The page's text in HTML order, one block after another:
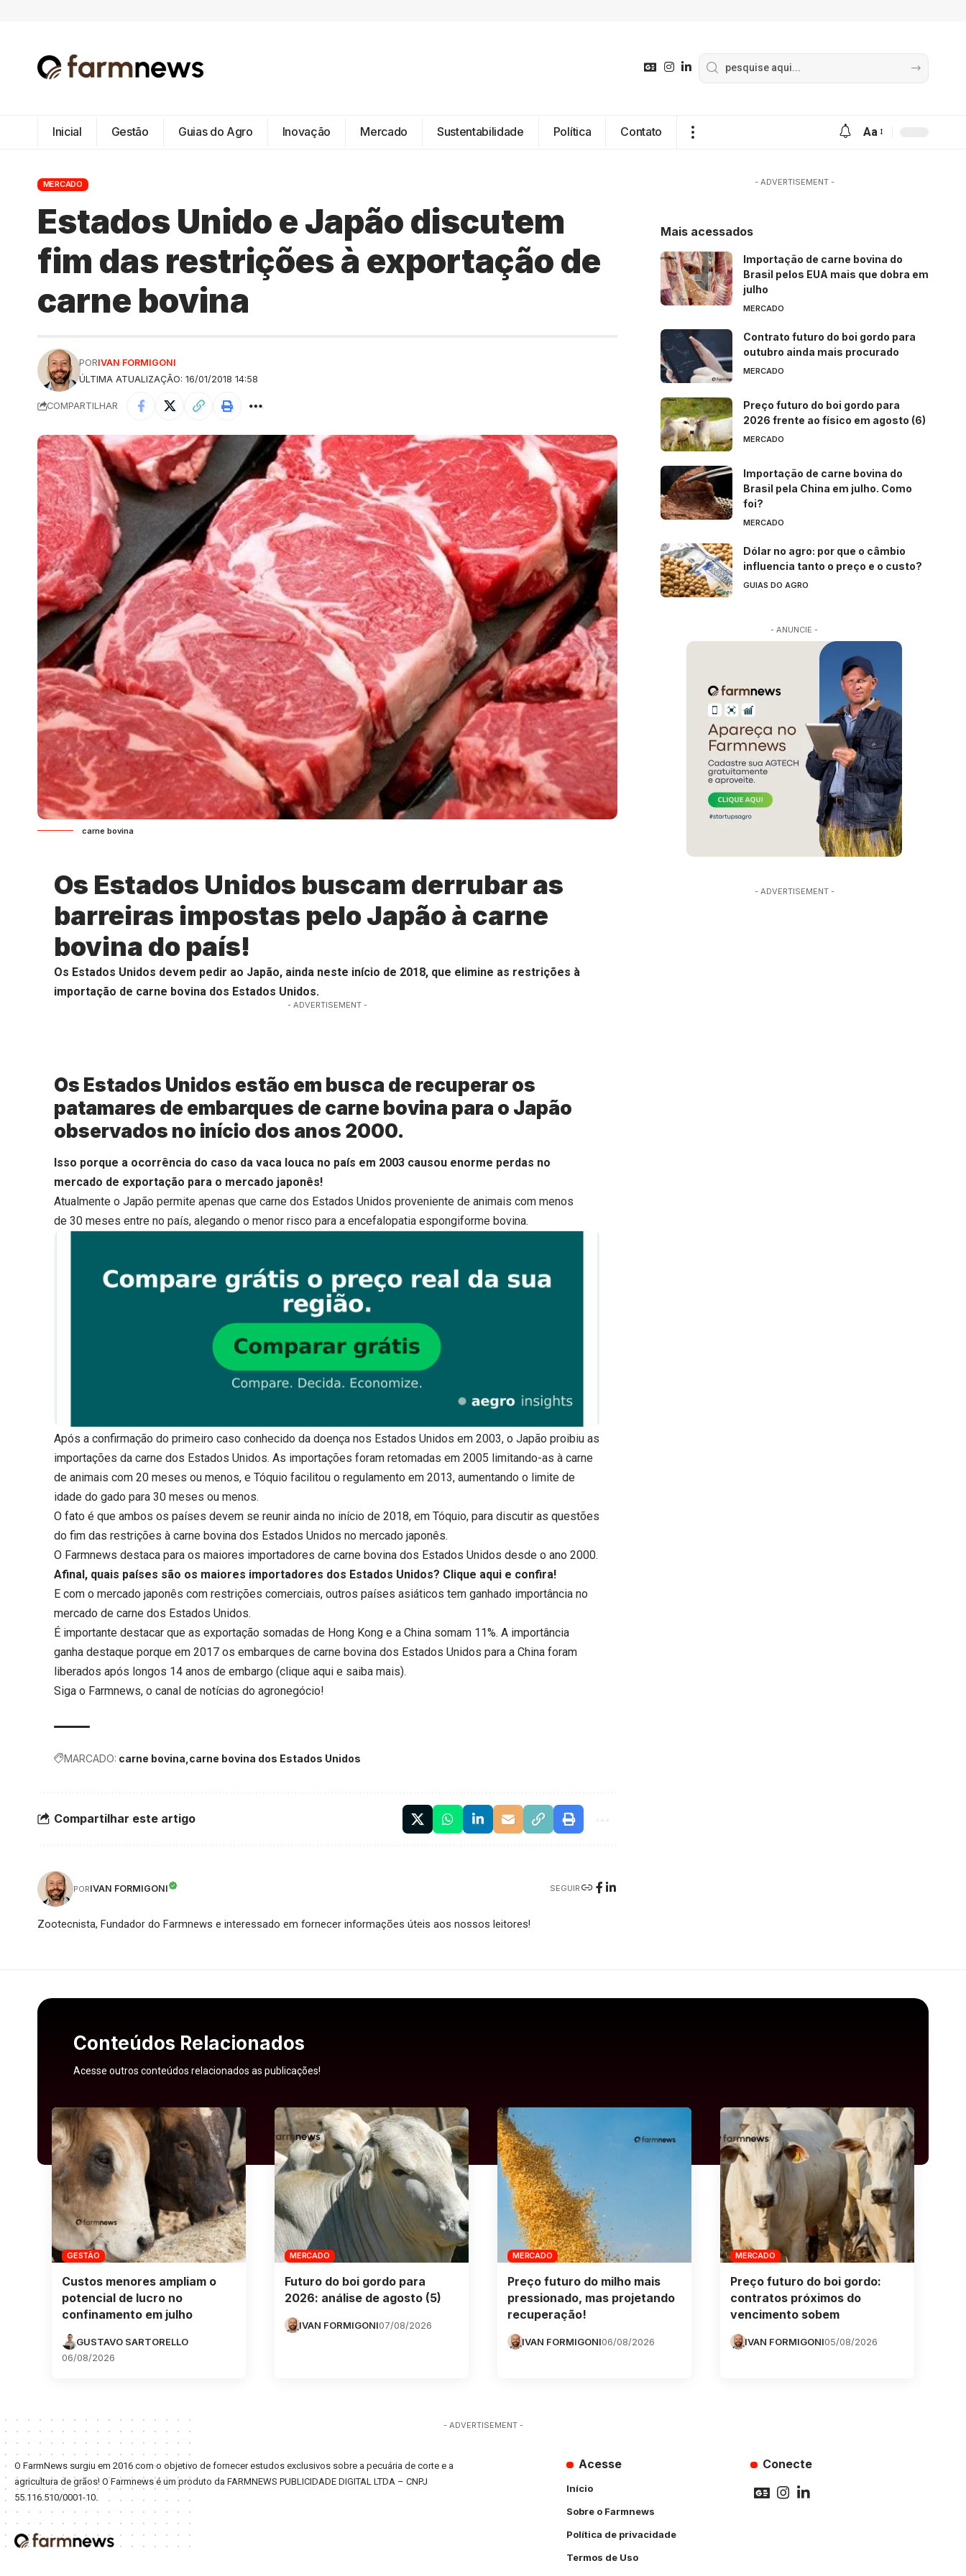
Inicial Gestão Guias do Agro Inovação Mercado Sustentabilidade Política Contato Aa
MERCADO
Estados Unido e Japão discutem
fim das restrições à exportação de
carne bovina
ÚLTIMA ATUALIZAÇÃO: 16/01/2018 14:58
PORIVAN FORMIGONI
COMPARTILHAR
carne bovina
Os Estados Unidos buscam derrubar as
barreiras impostas pelo Japão à carne
bovina do país!
Os Estados Unidos devem pedir ao Japão, ainda neste início de 2018, que elimine as restrições à
importação de carne bovina dos Estados Unidos.
- ADVERTISEMENT -
Os Estados Unidos estão em busca de recuperar os
patamares de embarques de carne bovina para o Japão
observados no início dos anos 2000.
Isso porque a ocorrência do caso da vaca louca no país em 2003 causou enorme perdas no
mercado de exportação para o mercado japonês!
Atualmente o Japão permite apenas que carne dos Estados Unidos proveniente de animais com menos
de 30 meses entre no país, alegando o menor risco para a encefalopatia espongiforme bovina.
Após a confirmação do primeiro caso conhecido da doença nos Estados Unidos em 2003, o Japão proibiu as
importações da carne dos Estados Unidos. As importações foram retomadas em 2005 limitando-as à carne
de animais com 20 meses ou menos, e Tóquio facilitou o regulamento em 2013, aumentando o limite de
idade do gado para 30 meses ou menos.
O fato é que ambos os países devem se reunir ainda no início de 2018, em Tóquio, para discutir as questões
do fim das restrições à carne bovina dos Estados Unidos no mercado japonês.
O Farmnews destaca para os maiores importadores de carne bovina dos Estados Unidos desde o ano 2000.
Afinal, quais países são os maiores importadores dos Estados Unidos? Clique aqui e confira!
E com o mercado japonês com restrições comerciais, outros países asiáticos tem ganhado importância no
mercado de carne dos Estados Unidos.
É importante destacar que as exportação somadas de Hong Kong e a China somam 11%. A importância
ganha destaque porque em 2017 os embarques de carne bovina dos Estados Unidos para a China foram
liberados após longos 14 anos de embargo (clique aqui e saiba mais).
Siga o Farmnews, o canal de notícias do agronegócio!
MARCADO: carne bovina carne bovina dos Estados Unidos
Compartilhar este artigo
PORIVAN FORMIGONI SEGUIR
Zootecnista, Fundador do Farmnews e interessado em fornecer informações úteis aos nossos leitores!
- ADVERTISEMENT -
Mais acessados
Importação de carne bovina do
Brasil pelos EUA mais que dobra em
julho
MERCADO
Contrato futuro do boi gordo para
outubro ainda mais procurado
MERCADO
Preço futuro do boi gordo para
2026 frente ao físico em agosto (6)
MERCADO
Importação de carne bovina do
Brasil pela China em julho. Como
foi?
MERCADO
Dólar no agro: por que o câmbio
influencia tanto o preço e o custo?
GUIAS DO AGRO
- ANUNCIE -
- ADVERTISEMENT -
Conteúdos Relacionados
Acesse outros conteúdos relacionados as publicações!
GESTÃO
Custos menores ampliam o
potencial de lucro no
confinamento em julho
GUSTAVO SARTORELLO
06/08/2026
MERCADO
Futuro do boi gordo para
2026: análise de agosto (5)
IVAN FORMIGONI07/08/2026
MERCADO
Preço futuro do milho mais
pressionado, mas projetando
recuperação!
IVAN FORMIGONI06/08/2026
MERCADO
Preço futuro do boi gordo:
contratos próximos do
vencimento sobem
IVAN FORMIGONI05/08/2026
- ADVERTISEMENT -
O FarmNews surgiu em 2016 com o objetivo de fornecer estudos exclusivos sobre a pecuária de corte e a
agricultura de grãos! O Farmnews é um produto da FARMNEWS PUBLICIDADE DIGITAL LTDA – CNPJ
55.116.510/0001-10.
Acesse
Início
Sobre o Farmnews
Política de privacidade
Termos de Uso
Conecte